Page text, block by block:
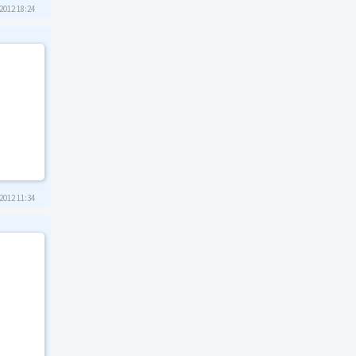
18:24
11:34